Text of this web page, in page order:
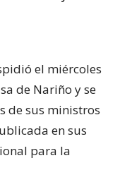
el miércoles
de Nariño y se
de sus ministros
en sus
para la